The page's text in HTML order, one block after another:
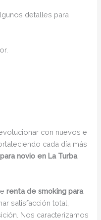
detalles para
con nuevos e
cada día más
novio en La Turba,
renta de smoking para
satisfacción total,
Nos caracterizamos